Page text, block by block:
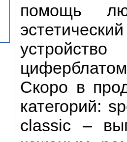
помощь
Скоро в
категорий:
classic –